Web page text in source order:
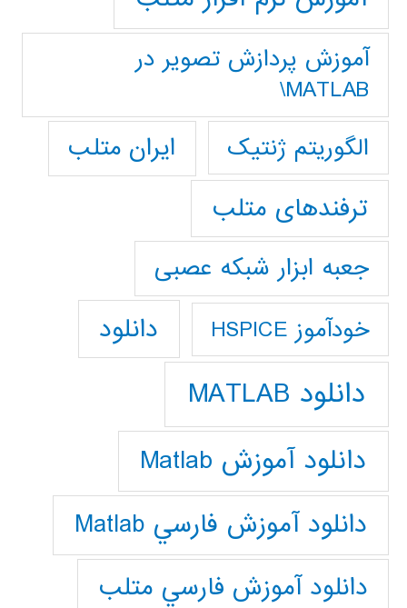
آموزش پردازش تصوير در
MATLAB\
الگوریتم ژنتیک
ایران متلب
ترفندهای متلب
جعبه ابزار شبکه عصبی
خودآموز HSPICE دانلود
دانلود MATLAB
دانلود آموزش Matlab
دانلود آموزش فارسي Matlab
دانلود آموزش فارسي متلب